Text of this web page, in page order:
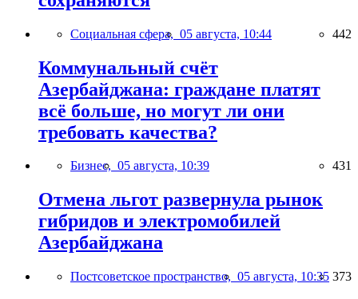
Социальная сфера, 05 августа, 10:44 442
Коммунальный счёт
Азербайджана: граждане платят
всё больше, но могут ли они
требовать качества?
Бизнес, 05 августа, 10:39 431
Отмена льгот развернула рынок
гибридов и электромобилей
Азербайджана
Постсоветское пространство, 05 августа, 10:35 373